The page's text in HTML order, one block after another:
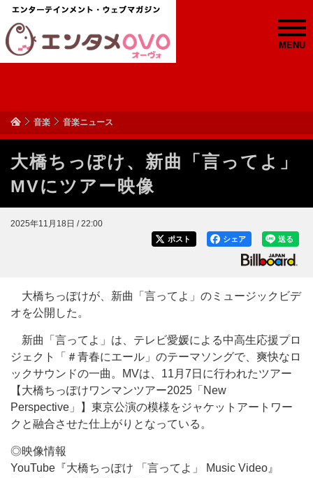
MENU
音楽 音楽ニュース
大橋ちっぽけ、新曲「言ってよ」
MVにツアー映像
2025年11月18日 / 22:00
送る
シェア
ポスト
大橋ちっぽけが、新曲「言ってよ」のミュージックビデ
オを公開した。
新曲「言ってよ」は、テレビ愛媛による中高生応援プロ
ジェクト「＃青春にエール」のテーマソングで、爽快なロ
ックサウンドの一曲。MVは、11月7日に行われたツアー
【大橋ちっぽけワンマンツアー2025「New
Perspective」】東京公演の模様をジャケットアートワー
クと融合させた仕上がりとなっている。
◎映像情報
YouTube『大橋ちっぽけ 「言ってよ」 Music Video』